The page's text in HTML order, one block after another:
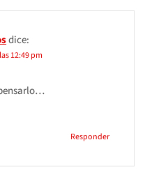
dice:
12:49 pm
Responder